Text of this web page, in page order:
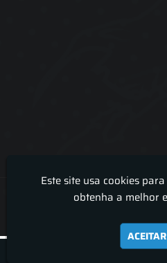
Lira Luz Decor - Cortinas
Este site usa cookies
obtenha a melhor
ACEITAR